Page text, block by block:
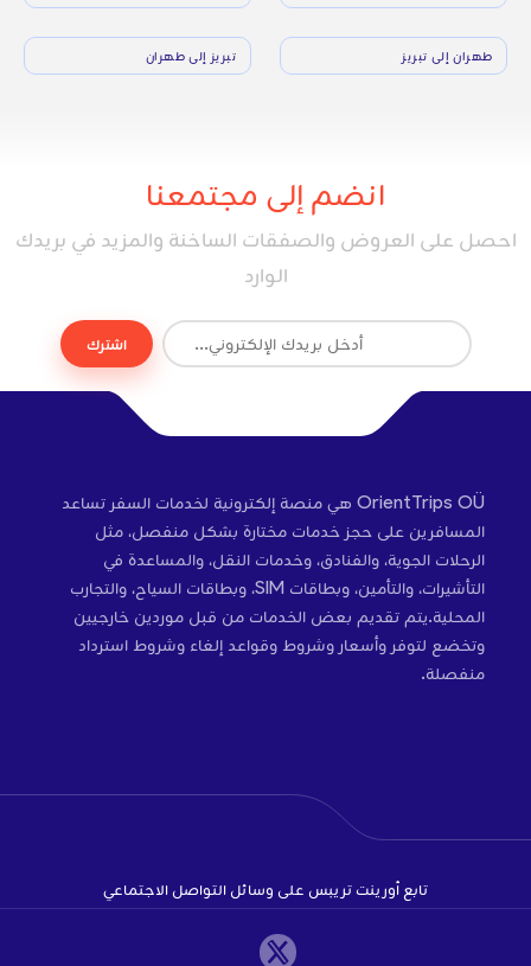
طهران إلى تبريز تبريز إلى طهران
انضم إلى مجتمعنا
احصل على العروض والصفقات الساخنة والمزيد في بريدك
الوارد
اشترك
OrientTrips OÜ هي منصة إلكترونية لخدمات السفر تساعد
المسافرين على حجز خدمات مختارة بشكل منفصل، مثل
الرحلات الجوية، والفنادق، وخدمات النقل، والمساعدة في
التأشيرات، والتأمين، وبطاقات SIM، وبطاقات السياح، والتجارب
المحلية.يتم تقديم بعض الخدمات من قبل موردين خارجيين
وتخضع لتوفر وأسعار وشروط وقواعد إلغاء وشروط استرداد
منفصلة.
تابع أورينت تريبس على وسائل التواصل الاجتماعي